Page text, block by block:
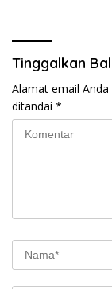
Tinggalkan
Alamat email Anda
ditandai *